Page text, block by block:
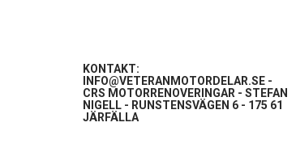
KONTAKT:
INFO@VETERANMOTORDELAR.SE -
CRS MOTORRENOVERINGAR - STEFAN
NIGELL - RUNSTENSVÄGEN 6 - 175 61
JÄRFÄLLA